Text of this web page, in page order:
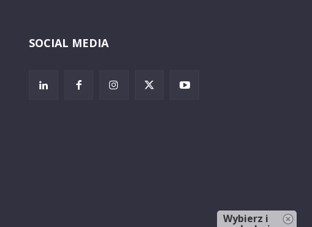
SOCIAL MEDIA
Wybierz i